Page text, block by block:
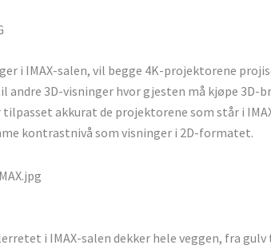
i IMAX-salen, vil begge 4K-projektorene
3D-visninger hvor gjesten må kjøpe 3D-
akkurat de projektorene som står i
kontrastnivå som visninger i 2D-formatet.
i IMAX-salen dekker hele veggen, fra